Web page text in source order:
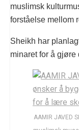
muslimsk
forståelse mellom
Sheikh har
minaret for å gjøre
AAMIR JAVED